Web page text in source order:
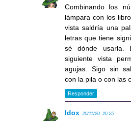
Combinando los
lámpara con los
vista saldría una
letras que tiene
sé dónde usarla.
siguiente vista
agujas. Sigo sin
con la pila o con las
Responder
Idox 20/11/20, 20:25